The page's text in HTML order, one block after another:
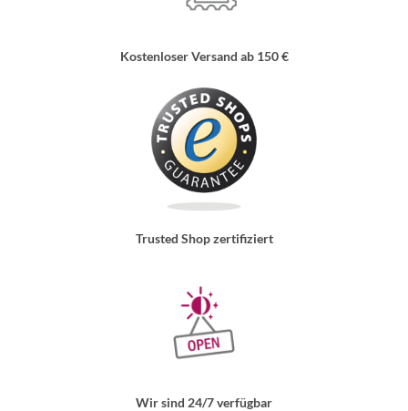
Kostenloser Versand ab 150 €
Trusted Shop zertifiziert
Wir sind 24/7 verfügbar